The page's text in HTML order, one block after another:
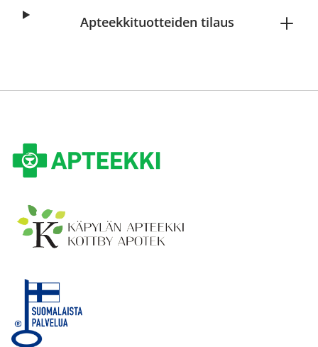
Apteekkituotteiden tilaus